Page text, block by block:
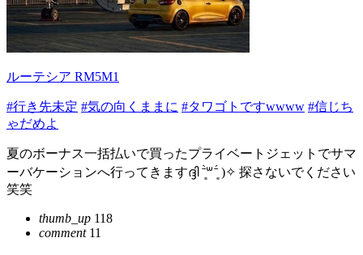
ルーテシア RM5M1
#行き先未定 #気の向くままに #タワゴトですwwww #信じち
ゃだめよ
夏のボーナス一括払いで買ったプライベートジェットでサマ
ーバケーションへ行ってきますദ്ദി ˉ͈̀꒳ˉ͈́ )✧ 探さないでください
笑笑
thumb_up 118
comment11